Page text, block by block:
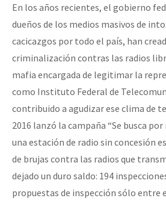
En los años recientes, el gobierno
dueños de los medios masivos de
cacicazgos por todo el país, han
criminalización contras las radios
mafia encargada de legitimar la
como Instituto Federal de
contribuido a agudizar ese clima de
2016 lanzó la campaña “Se busca
una estación de radio sin concesión
de brujas contra las radios que
dejado un duro saldo: 194
propuestas de inspección sólo entre